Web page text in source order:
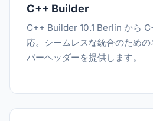
C++ Builder
C++ Builder 10.1 Berlin から
応。シームレスな統合のため
パーヘッダーを提供します。